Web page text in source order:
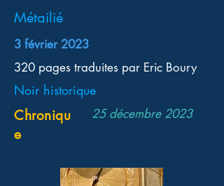
Métailié
3 février 2023
320 pages traduites par Eric Boury
Noir historique
Chroniqu
e
25 décembre 2023